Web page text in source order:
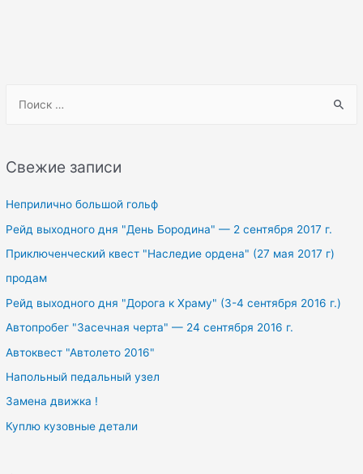
r
h
f
o
Свежие записи
Неприлично большой гольф
Рейд выходного дня "День Бородина" — 2 сентября 2017 г.
Приключенческий квест "Наследие ордена" (27 мая 2017 г)
продам
Рейд выходного дня "Дорога к Храму" (3-4 сентября 2016 г.)
Автопробег "Засечная черта" — 24 сентября 2016 г.
Автоквест "Автолето 2016"
Напольный педальный узел
Замена движка !
Куплю кузовные детали